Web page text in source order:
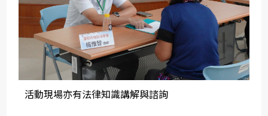
活動現場亦有法律知識講解與諮詢